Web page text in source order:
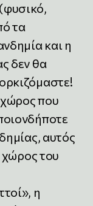
τα
και η
δεν θα
χώρος που
αυτός
χώρος του
η